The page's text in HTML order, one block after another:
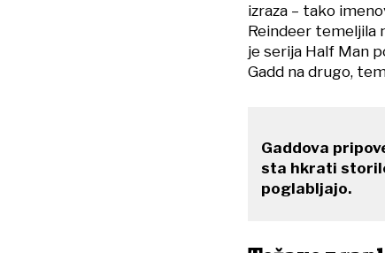
izraza – tako
Reindeer​ temeljila
je serija Half Man
Gadd na drugo,
Gaddova
sta hkrati
poglabljajo.